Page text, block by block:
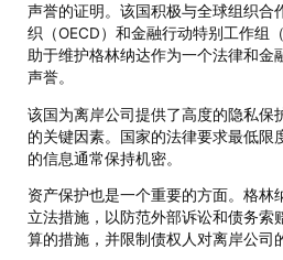
声誉的证明。该国积极与全球组织合
织（OECD）和金融行动特别工作组
助于维护格林纳达作为一个法律和金
声誉。
该国为离岸公司提供了高度的隐私保
的关键因素。国家的法律要求最低限
的信息通常保持机密。
资产保护也是一个重要的方面。格林
立法措施，以防范外部诉讼和债务索
算的措施，并限制债权人对离岸公司